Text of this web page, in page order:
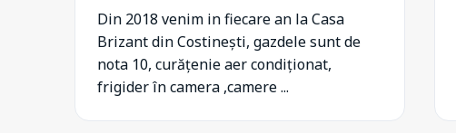
Din 2018 venim in fiecare an la Casa
Brizant din Costinești, gazdele sunt de
nota 10, curățenie aer condiționat,
frigider în camera ,camere ...